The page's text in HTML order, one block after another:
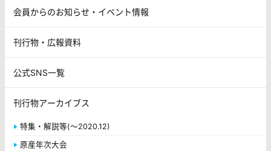
会員からのお知らせ・イベント情報
刊行物・広報資料
公式SNS一覧
刊行物アーカイブス
特集・解説等(～2020.12)
原産年次大会